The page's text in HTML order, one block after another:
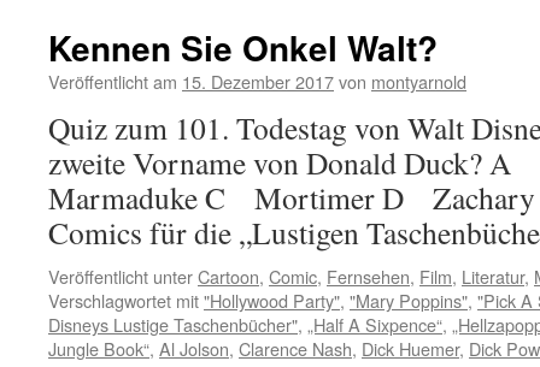
Kennen Sie Onkel Walt?
Veröffentlicht am 15. Dezember 2017von montyarnold
Quiz zum 101. Todestag von Walt
zweite Vorname von Donald Duck?
Marmaduke C Mortimer D Zachary
Comics für die „Lustigen
Veröffentlicht unterCartoon, Comic, Fernsehen, Film, Literatur,
Verschlagwortet mit"Hollywood Party", "Mary Poppins", "Pick A
Disneys Lustige Taschenbücher", „Half A Sixpence“,
Jungle Book“, Al Jolson, Clarence Nash, Dick Huemer, Dick